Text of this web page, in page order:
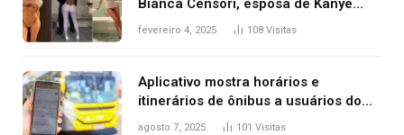
West que apareceu nua no Grammy
fevereiro 4, 2025 108 Visitas
Aplicativo mostra horários e
itinerários de ônibus a usuários do
transporte público de Palmas; confira
agosto 7, 2025 101 Visitas